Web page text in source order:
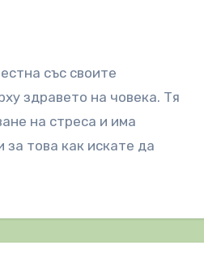
със своите
здравето на човека. Тя
на стреса и има
това как искате да